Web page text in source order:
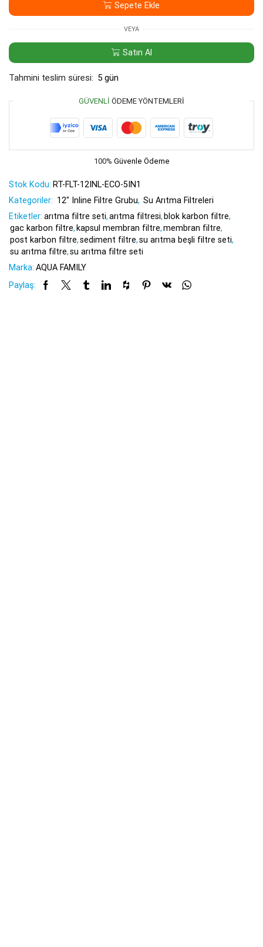
Beşli
Filtre
Sepete Ekle
VEYA
Satın Al
Tahmini teslim süresi: 5 gün
GÜVENLI ÖDEME YÖNTEMLERI
100% Güvenle Ödeme
Stok Kodu: RT-FLT-12INL-ECO-5IN1
Kategoriler: 12" Inline Filtre Grubu, Su Arıtma Filtreleri
Etiketler: arıtma filtre seti,arıtma filtresi,blok karbon filtre,
gac karbon filtre,kapsul membran filtre,membran filtre,
post karbon filtre,sediment filtre,su arıtma beşli filtre seti,
su arıtma filtre,su arıtma filtre seti
Marka: AQUA FAMILY
Paylaş: